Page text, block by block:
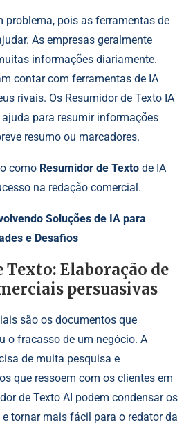
problema, pois as ferramentas de
As empresas geralmente
informações diariamente.
contar com ferramentas de IA
rivais. Os Resumidor de Texto IA
ajuda para resumir informações
resumo ou marcadores.
como Resumidor de Texto de IA
na redação comercial.
Soluções de IA para
e Desafios
Texto: Elaboração de
persuasivas
são os documentos que
o fracasso de um negócio. A
de muita pesquisa e
que ressoem com os clientes em
de Texto AI podem condensar os
tornar mais fácil para o redator da